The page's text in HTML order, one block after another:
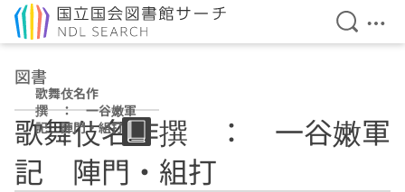
検索を
メ
図書
歌舞伎名作
撰 ： 一谷嫩軍
記 陣門・組打
歌舞伎名作撰 ： 一谷嫩軍
記 陣門・組打